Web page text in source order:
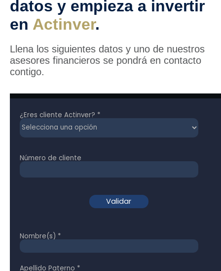
datos y empieza a invertir
en Actinver.
Llena los siguientes datos y uno de nuestros
asesores financieros se pondrá en contacto
contigo.